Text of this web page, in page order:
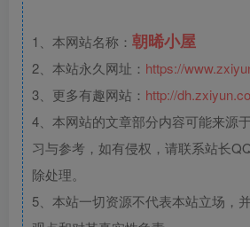
1、本网站名称： 朝晞小屋
2、本站永久网址： https://
3、更多有趣网站： http://
4、本网站的文章部分内容可能来源
习与参考，如有侵权，请联系站长
除处理。
5、本站一切资源不代表本站立场，